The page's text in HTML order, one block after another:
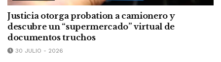
Justicia otorga probation a camionero y
descubre un “supermercado” virtual de
documentos truchos
30 JULIO - 2026